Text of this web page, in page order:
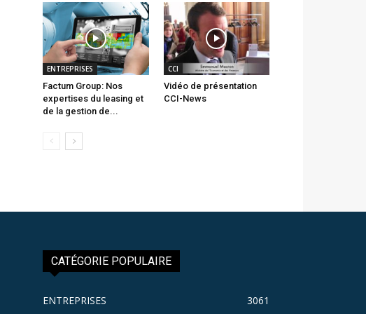
ENTREPRISES
Factum Group: Nos
expertises du leasing et
de la gestion de...
CCI
Vidéo de présentation
CCI-News
CATÉGORIE POPULAIRE
ENTREPRISES 3061